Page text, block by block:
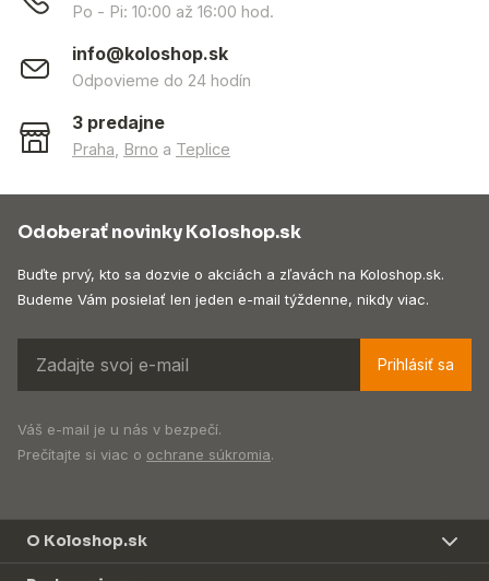
Po - Pi: 10:00 až 16:00 hod.
info@koloshop.sk
Odpovieme do 24 hodín
3 predajne
Praha Brno a Teplice
Odoberať novinky Koloshop.sk
Buďte prvý, kto sa dozvie o akciách a zľavách na Koloshop.sk.
Budeme Vám posielať len jeden e-mail týždenne, nikdy viac.
Prihlásiť sa
Váš e-mail je u nás v bezpečí.
Prečítajte si viac o ochrane súkromia.
O Koloshop.sk